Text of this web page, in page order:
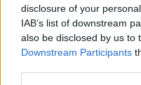
disclosure of your
IAB’s list of downstream
also be disclosed by us to
Downstream Participants